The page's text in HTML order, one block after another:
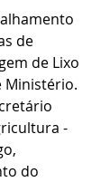
de
de Lixo
Ministério.
-
do